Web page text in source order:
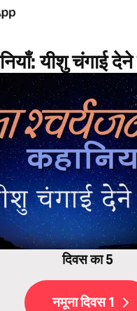
यीशु चंगाई देने
दिवस का 5
नमूना दिवस 1